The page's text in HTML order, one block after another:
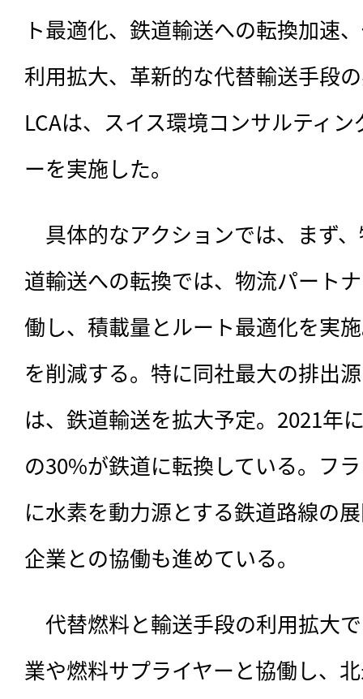
ト最適化、鉄道輸送への転換加速
利用拡大、革新的な代替輸送手段
LCAは、スイス環境コンサルティ
ーを実施した。
具体的なアクションでは、まず
道輸送への転換では、物流パート
働し、積載量とルート最適化を実
を削減する。特に同社最大の排出
は、鉄道輸送を拡大予定。2021年
の30%が鉄道に転換している。フ
に水素を動力源とする鉄道路線の
企業との協働も進めている。
代替燃料と輸送手段の利用拡大
業や燃料サプライヤーと協働し、